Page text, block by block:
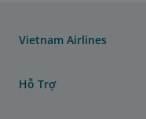
Vietnam Airlines
Hỗ Trợ